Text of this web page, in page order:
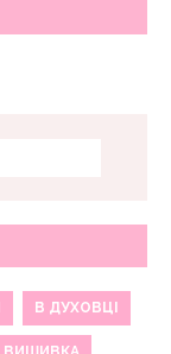
В ДУХОВЦІ